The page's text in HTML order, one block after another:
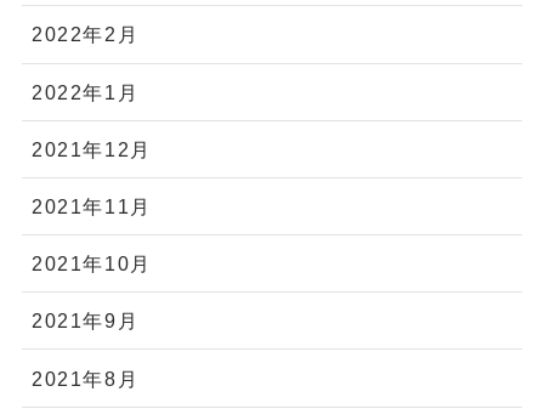
2022年2月
2022年1月
2021年12月
2021年11月
2021年10月
2021年9月
2021年8月